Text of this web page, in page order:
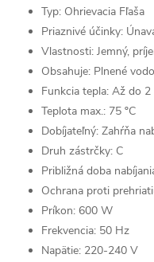
Typ: Ohrievacia Fľaša
Priaznivé účinky:
Vlastnosti: Jemný,
Obsahuje: Plnené
Funkcia tepla: Až do 2
Teplota max.: 75 ºC
Dobíjateľný: Zahŕňa
Druh zástrčky: C
Približná doba
Ochrana proti
Príkon: 600 W
Frekvencia: 50 Hz
Napätie: 220-240 V